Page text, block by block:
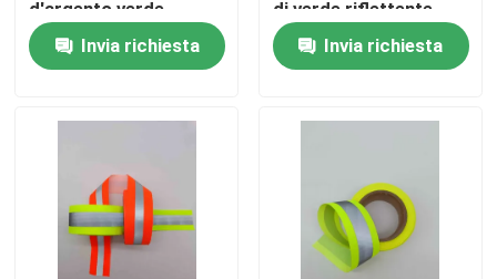
Casa
Fatory Tour
d'argento verde
dell'abbigliamento
delle scale sui bagagli
Invia richiesta
di verde riflettente
fluorescente del
nastroInvia richiesta